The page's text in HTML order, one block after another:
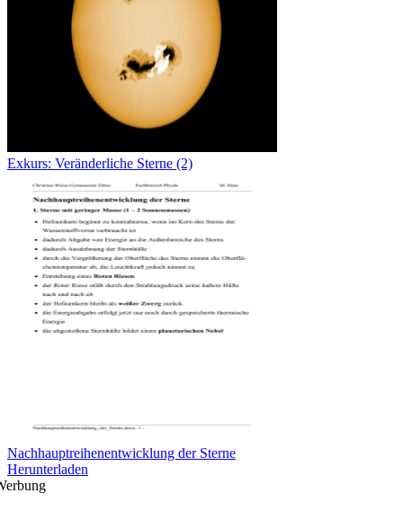
Exkurs: Veränderliche Sterne (2)
Nachhauptreihenentwicklung der Sterne
Herunterladen